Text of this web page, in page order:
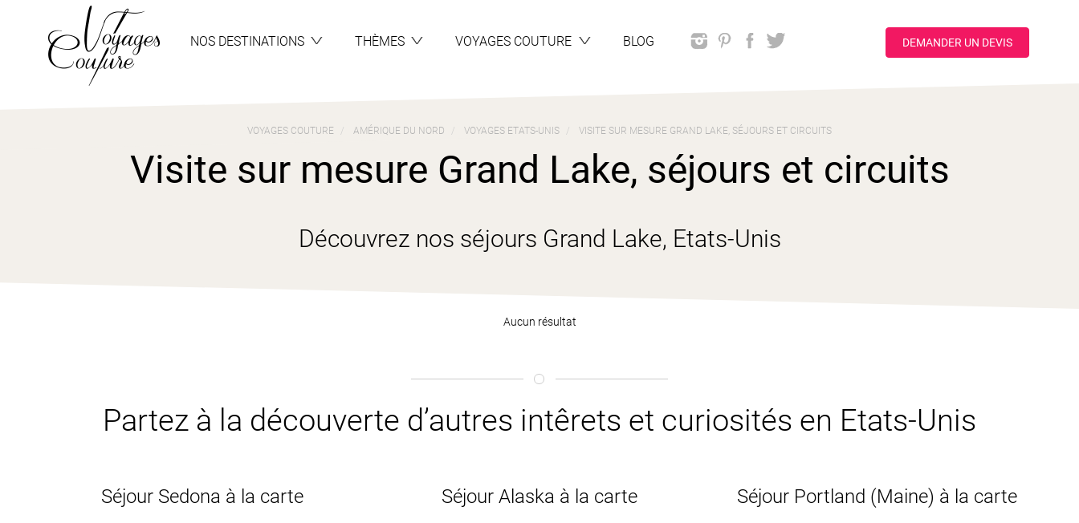
NOS DESTINATIONS THÈMES VOYAGES COUTURE BLOG DEMANDER UN DEVIS
VOYAGES COUTURE AMÉRIQUE DU NORD VOYAGES ETATS-UNIS VISITE SUR MESURE GRAND LAKE, SÉJOURS ET CIRCUITS
Visite sur mesure Grand Lake, séjours et circuits
Découvrez nos séjours Grand Lake, Etats-Unis
Aucun résultat
Partez à la découverte d’autres intêrets et curiosités en Etats-Unis
Séjour Sedona à la carte Séjour Alaska à la carte Séjour Portland (Maine) à la carte